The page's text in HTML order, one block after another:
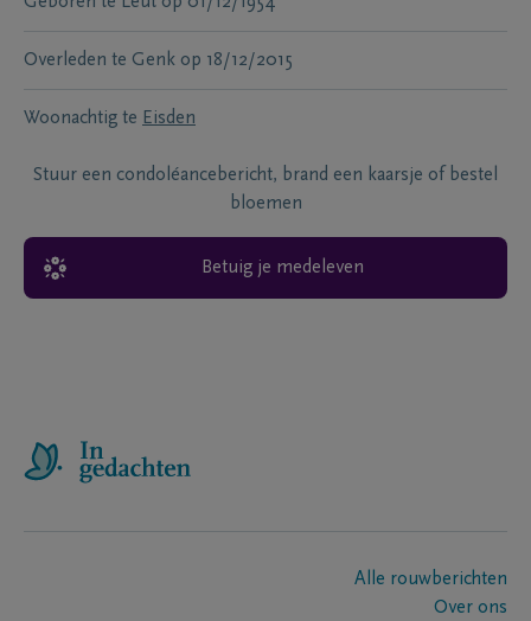
Overleden te Genk op 18/12/2015
Woonachtig te Eisden
Stuur een condoléancebericht, brand een kaarsje of bestel
bloemen
Betuig je medeleven
Alle rouwberichten
Over ons